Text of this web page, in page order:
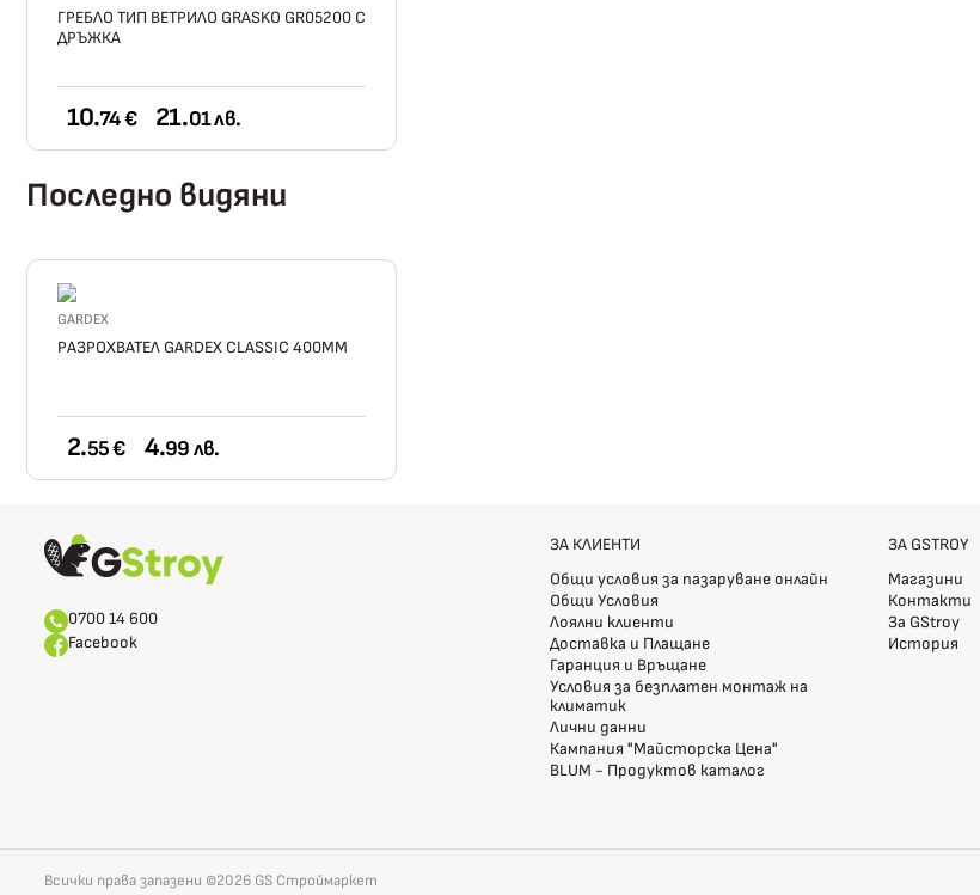
ГРЕБЛО ТИП ВЕТРИЛО GRASKO GR05200 С
ДРЪЖКА
10.74 € 21.01 лв.
Последно видяни
GARDEX
РАЗРОХВАТЕЛ GARDEX CLASSIC 400ММ
2.55 € 4.99 лв.
0700 14 600
Facebook
ЗА КЛИЕНТИ
Общи условия за пазаруване онлайн
Общи Условия
Лоялни клиенти
Доставка и Плащане
Гаранция и Връщане
Условия за безплатен монтаж на
климатик
Лични данни
Кампания "Майсторска Цена"
BLUM - Продуктов каталог
ЗА GSTROY
Магазини
Контакти
За GStroy
История
Всички права запазени ©2026 GS Строймаркет